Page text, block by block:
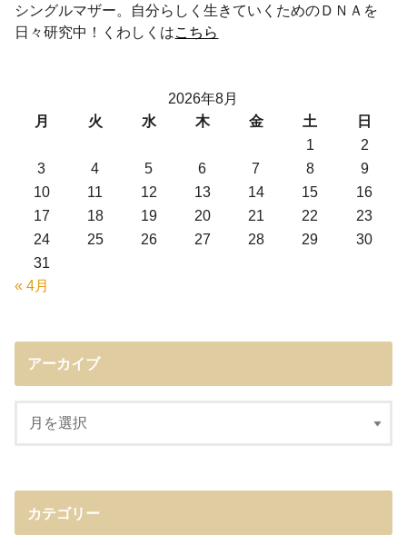
シングルマザー。自分らしく生きていくためのＤＮＡを
日々研究中！くわしくはこちら
2026年8月
月
火 水 木 金 土
日
1
2
3
4 5 6 7 8
9
10
11 12 13 14 15
16
17
18 19 20 21 22
23
24
25 26 27 28 29
30
31
« 4月
アーカイブ
カテゴリー